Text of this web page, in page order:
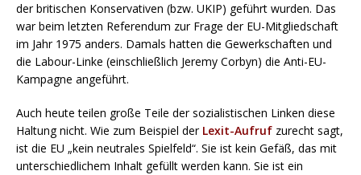
der britischen Konservativen (bzw. UKIP) geführt wurden. Das
war beim letzten Referendum zur Frage der EU-Mitgliedschaft
im Jahr 1975 anders. Damals hatten die Gewerkschaften und
die Labour-Linke (einschließlich Jeremy Corbyn) die Anti-EU-
Kampagne angeführt.
Auch heute teilen große Teile der sozialistischen Linken diese
Haltung nicht. Wie zum Beispiel der Lexit-Aufruf zurecht sagt,
ist die EU „kein neutrales Spielfeld“. Sie ist kein Gefäß, das mit
unterschiedlichem Inhalt gefüllt werden kann. Sie ist ein